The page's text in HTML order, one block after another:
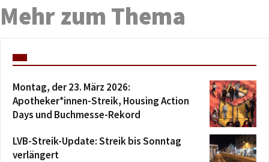
Mehr zum Thema
Montag, der 23. März 2026:
Apotheker*innen-Streik, Housing Action
Days und Buchmesse-Rekord
LVB-Streik-Update: Streik bis Sonntag
verlängert